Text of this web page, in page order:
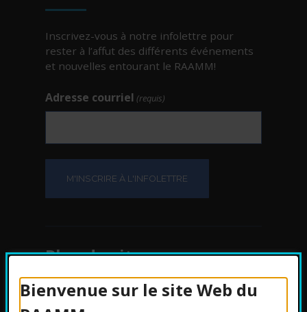
Bienvenue sur le site Web du
Inscrivez-vous à notre infolettre pour
rester à l’affut des différents événements
et nouvelles entourant le RAAMM!
Adresse courriel (requis)
Plan du site
Protection des